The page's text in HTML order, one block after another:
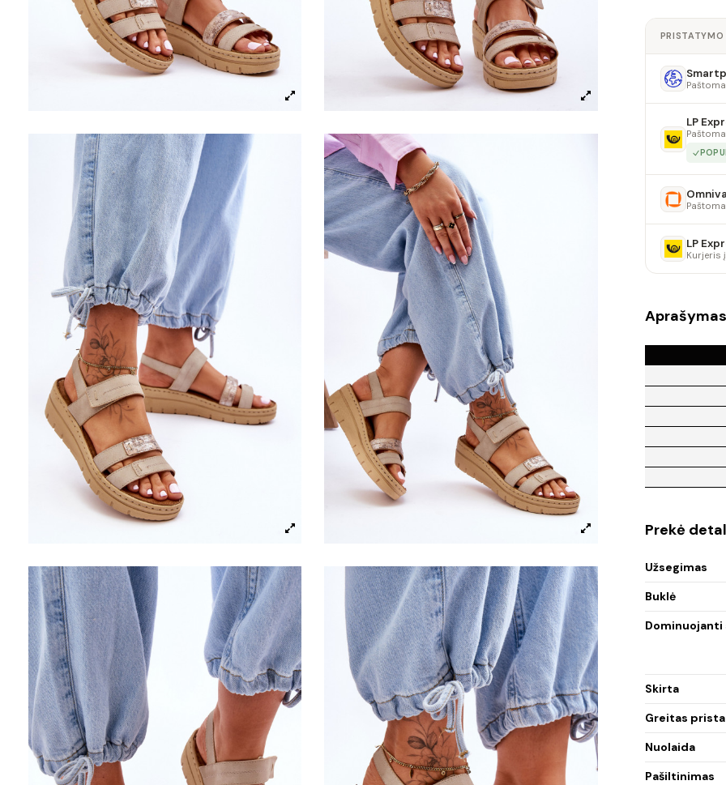
PRISTATYMO
LP
Omniva
LP
Kurjeris
Aprašymas
Prekė
Užsegimas
Buklė
Dominuojanti
Skirta
Greitas
Nuolaida
Pašiltinimas